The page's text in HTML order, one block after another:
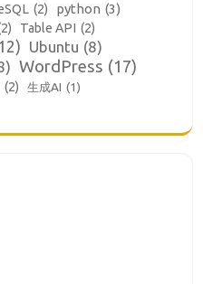
(2) python (3)
Table API (2)
Ubuntu (8)
WordPress (17)
(2) 生成AI (1)